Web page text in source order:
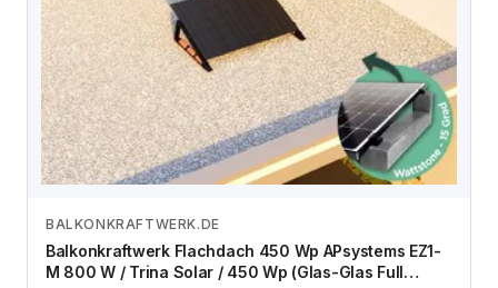
Zum Angebot
BALKONKRAFTWERK.DE
Balkonkraftwerk Flachdach 450 Wp APsystems EZ1-
M 800 W / Trina Solar / 450 Wp (Glas-Glas Full